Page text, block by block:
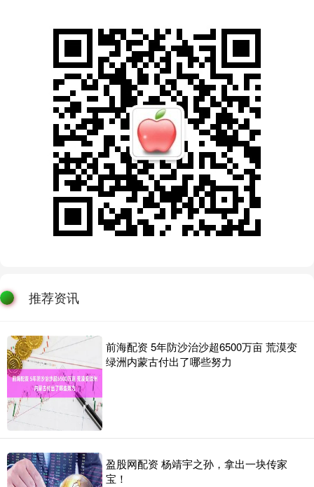
推荐资讯
前海配资 5年防沙治沙超6500万亩 荒漠变
绿洲内蒙古付出了哪些努力
盈股网配资 杨靖宇之孙，拿出一块传家
宝！